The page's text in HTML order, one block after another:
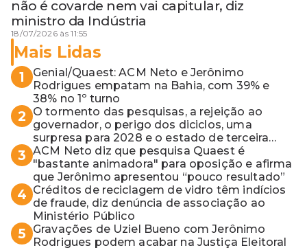
não é covarde nem vai capitular, diz
ministro da Indústria
18/07/2026 às 11:55
Mais Lidas
1
Genial/Quaest: ACM Neto e Jerônimo
Rodrigues empatam na Bahia, com 39% e
38% no 1º turno
2
O tormento das pesquisas, a rejeição ao
governador, o perigo dos diciclos, uma
surpresa para 2028 e o estado de terceira
guerra mundial
3 ACM Neto diz que pesquisa Quaest é
"bastante animadora" para oposição e afirma
que Jerônimo apresentou “pouco resultado”
4 Créditos de reciclagem de vidro têm indícios
de fraude, diz denúncia de associação ao
Ministério Público
5
Gravações de Uziel Bueno com Jerônimo
Rodrigues podem acabar na Justiça Eleitoral